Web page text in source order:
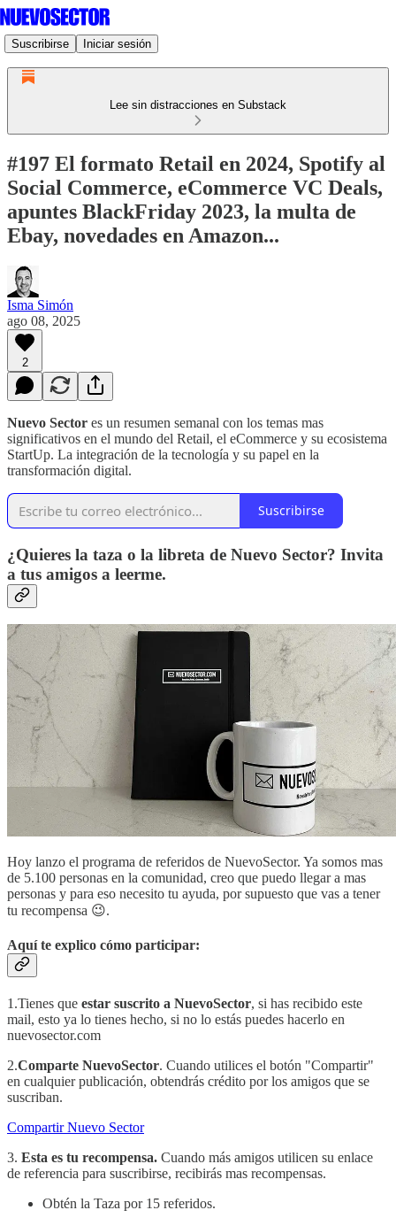
Suscribirse Iniciar sesión
Lee sin distracciones en Substack
#197 El formato Retail en 2024, Spotify al
Social Commerce, eCommerce VC Deals,
apuntes BlackFriday 2023, la multa de
Ebay, novedades en Amazon...
Isma Simón
ago 08, 2025
2
Nuevo Sector es un resumen semanal con los temas mas
significativos en el mundo del Retail, el eCommerce y su ecosistema
StartUp. La integración de la tecnología y su papel en la
transformación digital.
Suscribirse
¿Quieres la taza o la libreta de Nuevo Sector? Invita
a tus amigos a leerme.
Hoy lanzo el programa de referidos de NuevoSector. Ya somos mas
de 5.100 personas en la comunidad, creo que puedo llegar a mas
personas y para eso necesito tu ayuda, por supuesto que vas a tener
tu recompensa 😉.
Aquí te explico cómo participar:
1.Tienes que estar suscrito a NuevoSector, si has recibido este
mail, esto ya lo tienes hecho, si no lo estás puedes hacerlo en
nuevosector.com
2.Comparte NuevoSector. Cuando utilices el botón "Compartir"
en cualquier publicación, obtendrás crédito por los amigos que se
suscriban.
Compartir Nuevo Sector
3. Esta es tu recompensa. Cuando más amigos utilicen su enlace
de referencia para suscribirse, recibirás mas recompensas.
Obtén la Taza por 15 referidos.